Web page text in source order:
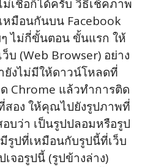
เชื่อก็ได้ครับ วิธีเช็คภาพ
มือนกันบน Facebook
ไม่กี่ขั้นตอน ขั้นแรก ให้
บ (Web Browser) อย่าง
ยังไม่มีให้ดาวน์โหลดที่
Chrome แล้วทำการติด
อง ให้คุณไปยังรูปภาพที่
บว่า เป็นรูปปลอมหรือรูป
รูปที่เหมือนกับรูปนี้ที่เว็บ
จอรูปนี้ (รูปข้างล่าง)